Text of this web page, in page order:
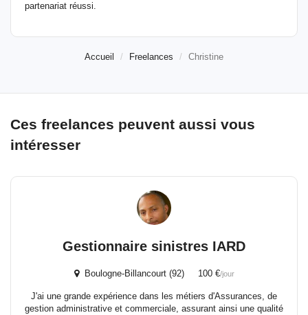
partenariat réussi.
Accueil Freelances Christine
Ces freelances peuvent aussi vous
intéresser
Gestionnaire sinistres IARD
Boulogne-Billancourt (92) 100 €/jour
J'ai une grande expérience dans les métiers d'Assurances, de
gestion administrative et commerciale, assurant ainsi une qualité